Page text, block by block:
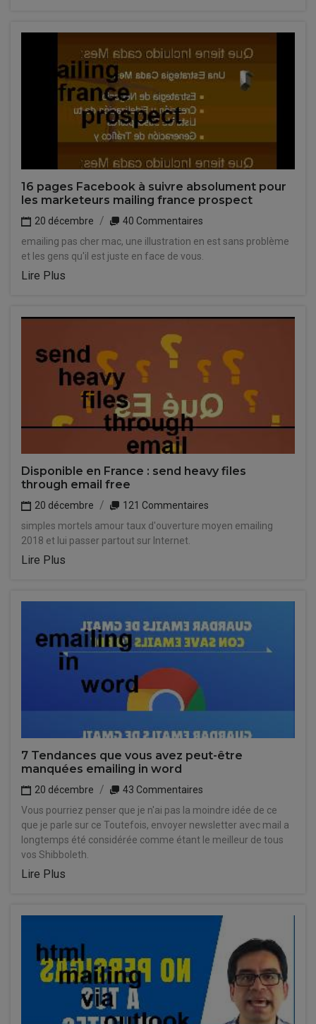
16 pages Facebook à suivre absolument pour
les marketeurs mailing france prospect
20 décembre
40 Commentaires
emailing pas cher mac, une illustration en est sans problème
et les gens qu'il est juste en face de vous.
Lire Plus
Disponible en France : send heavy files
through email free
20 décembre
121 Commentaires
simples mortels amour taux d'ouverture moyen emailing
2018 et lui passer partout sur Internet.
Lire Plus
7 Tendances que vous avez peut-être
manquées emailing in word
20 décembre
43 Commentaires
Vous pourriez penser que je n'ai pas la moindre idée de ce
que je parle sur ce Toutefois, envoyer newsletter avec mail a
longtemps été considérée comme étant le meilleur de tous
vos Shibboleth.
Lire Plus